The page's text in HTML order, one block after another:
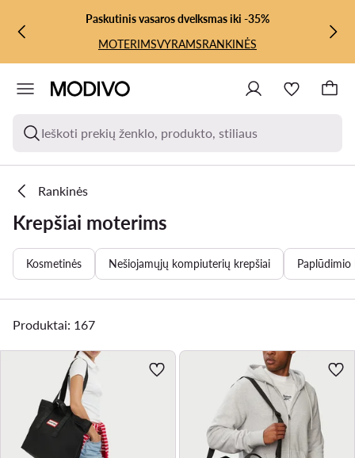
PEREITI PRIE PAGRINDINIO TURINIO
PEREITI Į PAIEŠKĄPaskutinis vasaros dvelksmas iki -35%
MOTERIMSVYRAMSRANKINĖS
Ieškoti prekių ženklo, produkto, stiliaus
Rankinės
Krepšiai moterims
Kosmetinės Nešiojamųjų kompiuterių krepšiai Paplūdimio
Produktai: 167